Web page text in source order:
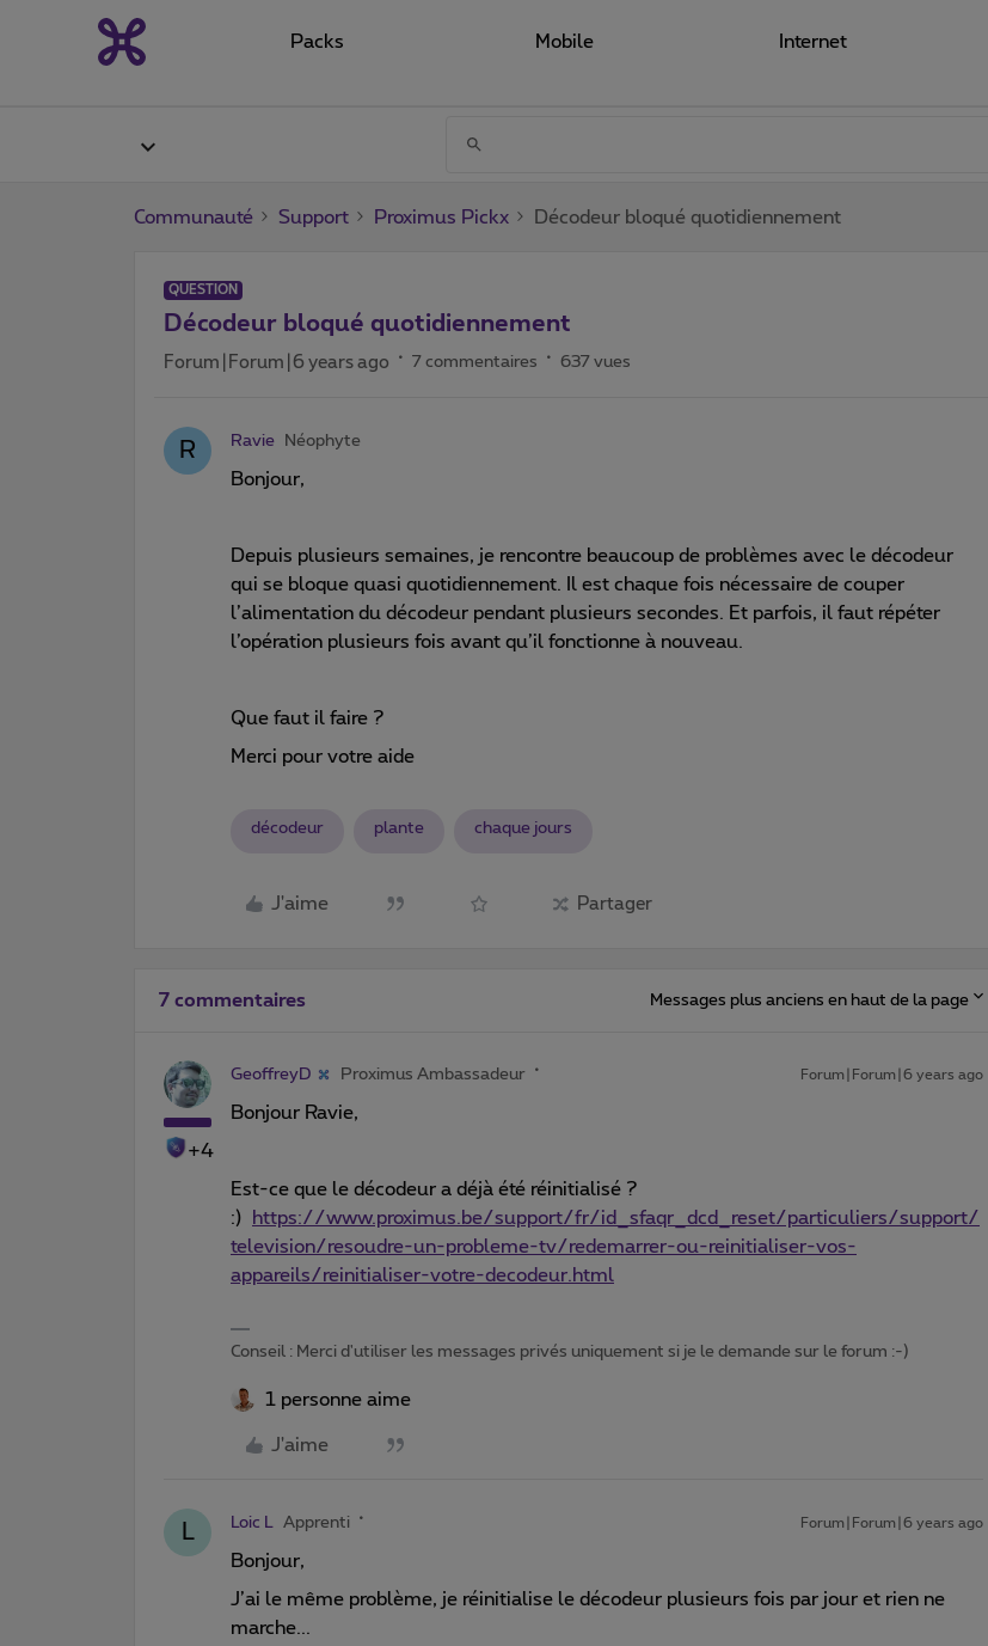
Packs Mobile Internet
Communauté Support Proximus Pickx Décodeur bloqué quotidiennement
QUESTION
Décodeur bloqué quotidiennement
Forum|Forum|6 years ago 7 commentaires 637 vues
R Ravie Néophyte
Bonjour,
Depuis plusieurs semaines, je rencontre beaucoup de problèmes avec le décodeur
qui se bloque quasi quotidiennement. Il est chaque fois nécessaire de couper
l’alimentation du décodeur pendant plusieurs secondes. Et parfois, il faut répéter
l’opération plusieurs fois avant qu’il fonctionne à nouveau.
Que faut il faire ?
Merci pour votre aide
décodeur plante chaque jours
J'aime Partager
7 commentaires Messages plus anciens en haut de la page
+4
GeoffreyD Proximus Ambassadeur Forum|Forum|6 years ago
Bonjour Ravie,
Est-ce que le décodeur a déjà été réinitialisé ?
:)
https://www.proximus.be/support/fr/id_sfaqr_dcd_reset/particuliers/support/
television/resoudre-un-probleme-tv/redemarrer-ou-reinitialiser-vos-
appareils/reinitialiser-votre-decodeur.html
Conseil : Merci d'utiliser les messages privés uniquement si je le demande sur le forum :-)
1 personne aime
J'aime
L Loic L Apprenti Forum|Forum|6 years ago
Bonjour,
J’ai le même problème, je réinitialise le décodeur plusieurs fois par jour et rien ne
marche...